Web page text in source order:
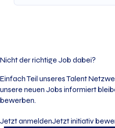
Nicht der richtige Job dabei?
Einfach Teil unseres Talent
unsere neuen Jobs informiert
bewerben.
Jetzt anmeldenJetzt initiativ